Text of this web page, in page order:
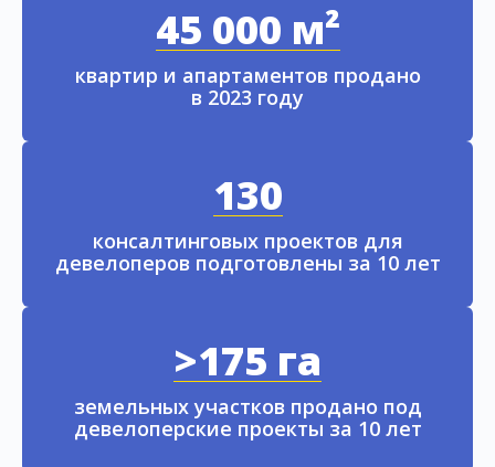
45 000 м²
квартир и апартаментов продано
в 2023 году
130
консалтинговых проектов для
девелоперов подготовлены за 10 лет
>175 га
земельных участков продано под
девелоперские проекты за 10 лет